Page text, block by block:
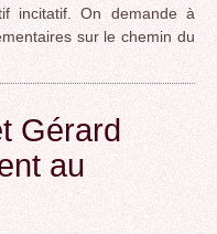
incitatif. On demande à
sur le chemin du
Gérard
au